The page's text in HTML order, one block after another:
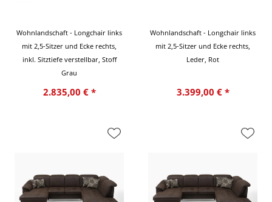
Wohnlandschaft - Longchair links
mit 2,5-Sitzer und Ecke rechts,
inkl. Sitztiefe verstellbar, Stoff
Grau
2.835,00 € *
Wohnlandschaft - Longchair links
mit 2,5-Sitzer und Ecke rechts,
Leder, Rot
3.399,00 € *